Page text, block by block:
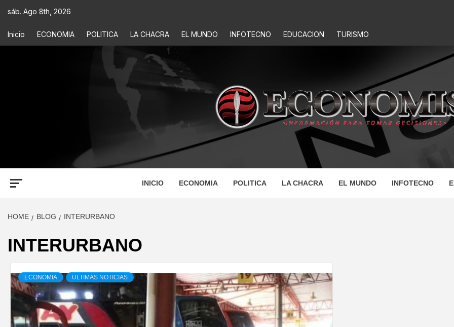
sáb. Ago 8th, 2026
Inicio ECONOMIA POLITICA LA CHACRA EL MUNDO INFOTECNO EDUCACION TURISMO
ECONOMIS
INICIO ECONOMIA POLITICA LA CHACRA EL MUNDO INFOTECNO
HOME BLOG INTERURBANO
INTERURBANO
ECONOMIA ULTIMAS NOTICIAS